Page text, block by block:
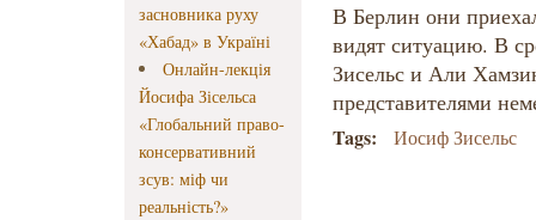
засновника руху
«Хабад» в Україні
Онлайн-лекція
Йосифа Зісельса
«Глобальний право-
консервативний
зсув: міф чи
реальність?»
В Берлин они
видят ситуацию. В
Зисельс и Али
представителями
Tags: Иосиф Зисельс